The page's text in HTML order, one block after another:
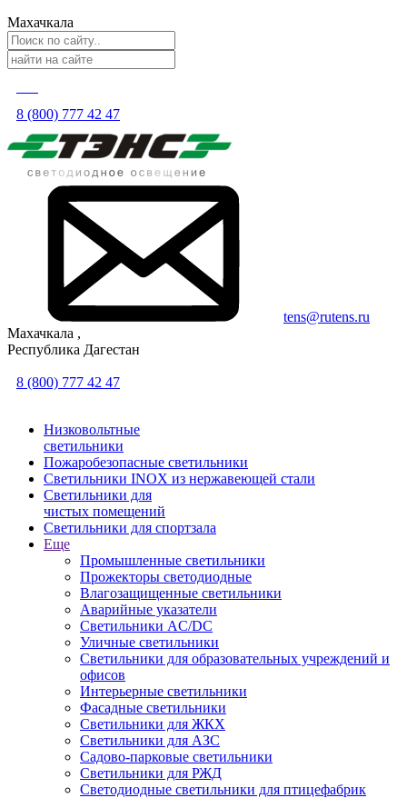
Махачкала
8 (800) 777 42 47
tens@rutens.ru
Махачкала ,
Республика Дагестан
8 (800) 777 42 47
Низковольтные
светильники
Пожаробезопасные светильники
Светильники INOX из нержавеющей стали
Светильники для
чистых помещений
Светильники для спортзала
Еще
Промышленные светильники
Прожекторы светодиодные
Влагозащищенные светильники
Аварийные указатели
Светильники AC/DC
Уличные светильники
Светильники для образовательных учреждений и
офисов
Интерьерные светильники
Фасадные светильники
Светильники для ЖКХ
Светильники для АЗС
Садово-парковые светильники
Светильники для РЖД
Светодиодные светильники для птицефабрик